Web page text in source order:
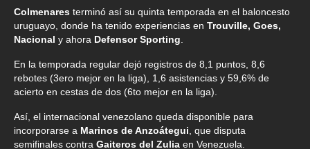
Colmenares terminó así su quinta temporada en el baloncesto
uruguayo, donde ha tenido experiencias en Trouville, Goes,
Nacional y ahora Defensor Sporting
En la temporada regular dejó registros de 8,1 puntos, 8,6
rebotes (3ero mejor en la liga), 1,6 asistencias y 59,6% de
acierto en cestas de dos (6to mejor en la liga).
Así, el internacional venezolano queda disponible para
incorporarse a Marinos de Anzoátegui , que disputa
semifinales contra Gaiteros del Zulia en Venezuela.